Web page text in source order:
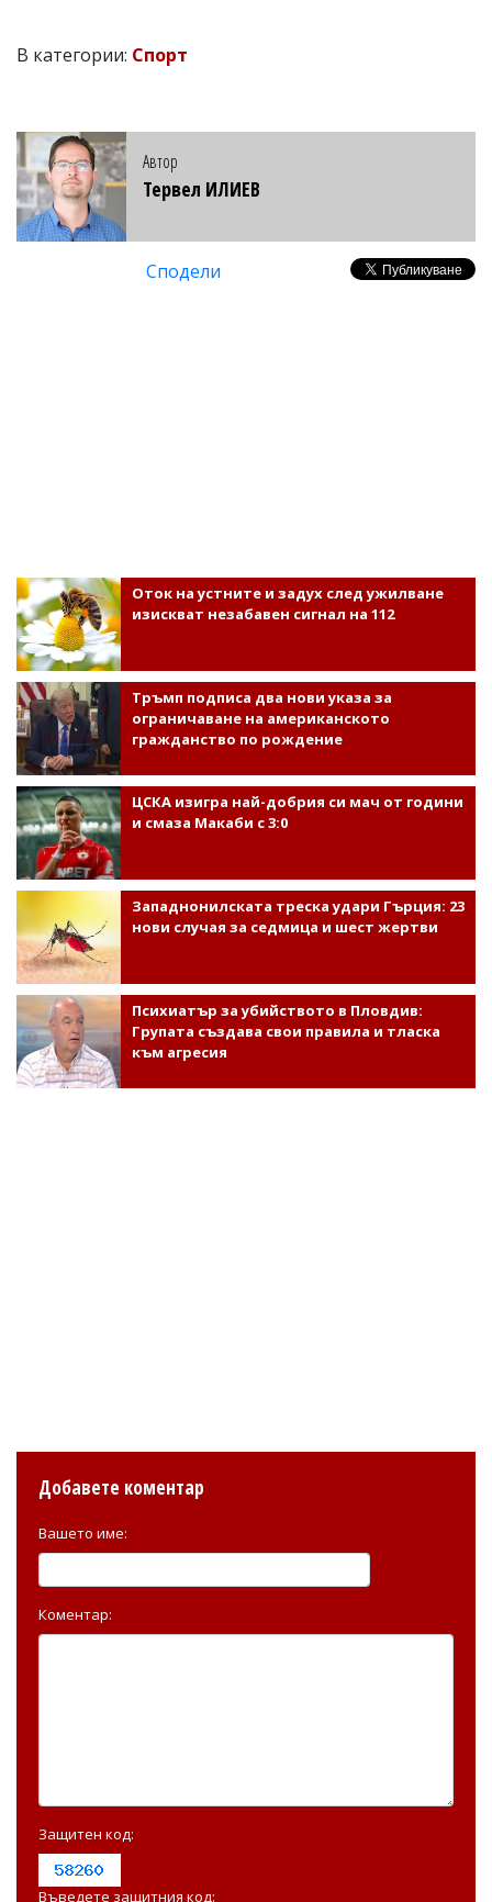
В категории: Спорт
Автор
Тервел ИЛИЕВ
Сподели
Оток на устните и задух след ужилване
изискват незабавен сигнал на 112
Тръмп подписа два нови указа за
ограничаване на американското
гражданство по рождение
ЦСКА изигра най-добрия си мач от години
и смаза Макаби с 3:0
Западнонилската треска удари Гърция: 23
нови случая за седмица и шест жертви
Психиатър за убийството в Пловдив:
Групата създава свои правила и тласка
към агресия
Добавете коментар
Вашето име:
Коментар:
Защитен код:
Въведете защитния код: